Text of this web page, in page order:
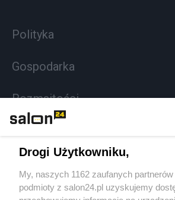
Polityka
Gospodarka
Rozmaitości
Sport
Społeczeństwo
Drogi Użytkowniku,
My, naszych 1162 zaufanych
podmioty z salon24.pl uzyskujemy